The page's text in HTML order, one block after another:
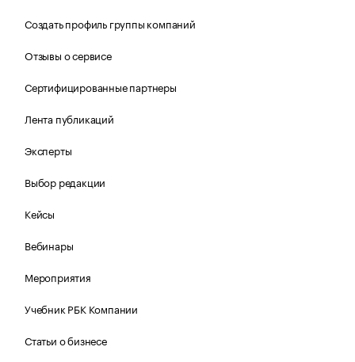
Создать профиль группы компаний
Отзывы о сервисе
Сертифицированные партнеры
Лента публикаций
Эксперты
Выбор редакции
Кейсы
Вебинары
Мероприятия
Учебник РБК Компании
Статьи о бизнесе